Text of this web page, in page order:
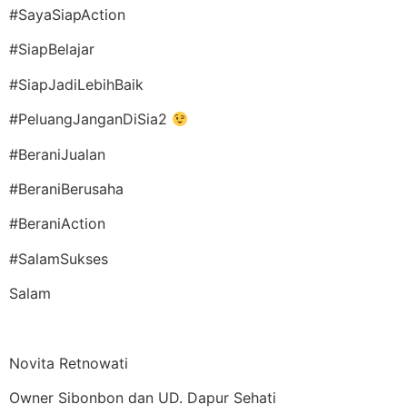
#SayaSiapAction
#SiapBelajar
#SiapJadiLebihBaik
#PeluangJanganDiSia2
#BeraniJualan
#BeraniBerusaha
#BeraniAction
#SalamSukses
Salam
Novita Retnowati
Owner Sibonbon dan UD. Dapur Sehati